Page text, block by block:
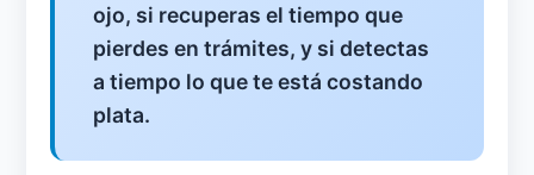
ojo, si recuperas el tiempo que
pierdes en trámites, y si detectas
a tiempo lo que te está costando
plata.